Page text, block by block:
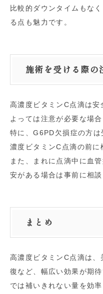
比較的ダウンタイムもな
る点も魅力です。
施術を受ける際の
高濃度ビタミンC点滴は安
よっては注意が必要な場合
特に、G6PD欠損症の方
濃度ビタミンC点滴の前に
また、まれに点滴中に血
安がある場合は事前に相
まとめ
高濃度ビタミンC点滴は、
復など、幅広い効果が期
では補いきれない量を効